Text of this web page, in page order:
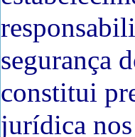
segurança
constitui
jurídica